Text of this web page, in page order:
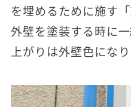
を埋めるために施す
外壁を塗装する時に
上がりは外壁色になり